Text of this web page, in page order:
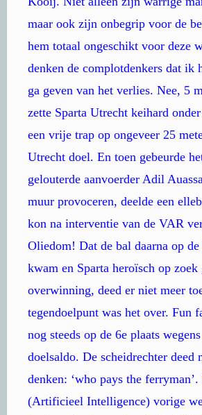
maar ook zijn onbegrip voor de
hem totaal ongeschikt voor deze
denken de complotdenkers dat ik
ga geven van het verlies. Nee, 5
zette Sparta Utrecht keihard onder
een vrije trap op ongeveer 25
Utrecht doel. En toen gebeurde
gelouterde aanvoerder Adil
muur provoceren, deelde een
kon na interventie van de VAR
Oliedom! Dat de bal daarna op de
kwam en Sparta heroïsch op zoek
overwinning, deed er niet meer
tegendoelpunt was het over. Fun
nog steeds op de 6e plaats
doelsaldo. De scheidrechter deed
denken: ‘who pays the
(Artificieel Intelligence) vorige